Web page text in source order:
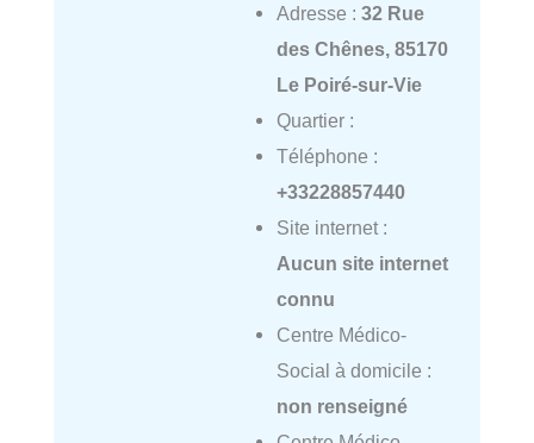
Adresse : 32 Rue
des Chênes, 85170
Le Poiré-sur-Vie
Quartier :
Téléphone :
+33228857440
Site internet :
Aucun site internet
connu
Centre Médico-
Social à domicile :
non renseigné